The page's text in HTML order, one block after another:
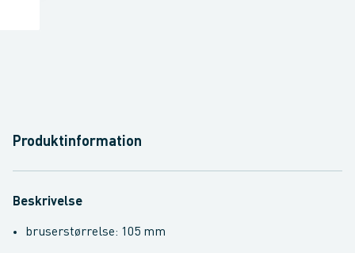
Produktinformation
Beskrivelse
bruserstørrelse: 105 mm